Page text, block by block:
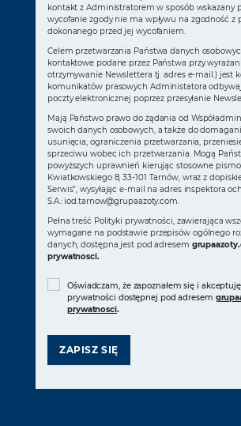
kontakt z Administratorem w sposób wskazany
wycofanie zgody nie ma wpływu na zgodność z
dokonanego przed jej wycofaniem.
Celem przetwarzania Państwa danych
kontaktowe podane przez Państwa przy
otrzymywanie Newslettera tj. adres e-mail.) jest
komunikatów prasowych Administatora
poczty elektronicznej poprzez przesyłanie
Mają Państwo prawo do żądania od
swoich danych osobowych, a także do
usunięcia, ograniczenia przetwarzania,
sprzeciwu wobec ich przetwarzania. Mogą
powyższych uprawnień kierując stosowne pismo
Kwiatkowskiego 8, 33-101 Tarnów, wraz z
Serwis”, wysyłając e-mail na adres inspektora
S.A.: iod.tarnow@grupaazoty.com.
Pełna treść Polityki prywatności, zawierająca
wymagane na podstawie przepisów ogólnego
danych, dostępna jest pod adresem
prywatnosci.
Oświadczam, że zapoznałem się i
prywatności dostępnej pod adresem
prywatnosci.
ZAPISZ SIĘ